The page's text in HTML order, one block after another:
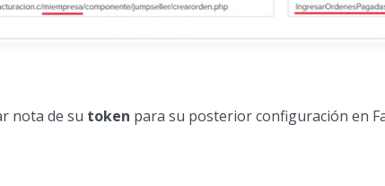
nota de su token para su posterior configuración en